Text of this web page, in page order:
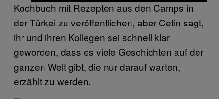
Kochbuch mit Rezepten aus den Camps in
der Türkei zu veröffentlichen, aber Cetin sagt,
ihr und ihren Kollegen sei schnell klar
geworden, dass es viele Geschichten auf der
ganzen Welt gibt, die nur darauf warten,
erzählt zu werden.